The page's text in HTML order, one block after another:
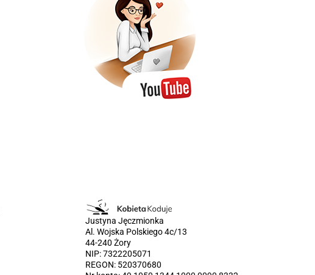
Justyna Jęczmionka
Al. Wojska Polskiego 4c/13
44-240 Żory
NIP: 7322205071
REGON: 520370680